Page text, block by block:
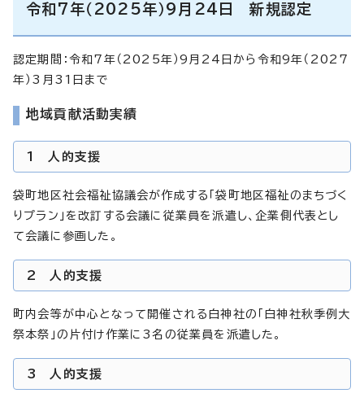
令和7年（2025年）9月24日 新規認定
認定期間：令和7年（2025年）9月24日から令和9年（2027
年）3月31日まで
地域貢献活動実績
1 人的支援
袋町地区社会福祉協議会が作成する「袋町地区福祉のまちづく
りプラン」を改訂する会議に従業員を派遣し、企業側代表とし
て会議に参画した。
2 人的支援
町内会等が中心となって開催される白神社の「白神社秋季例大
祭本祭」の片付け作業に3名の従業員を派遣した。
3 人的支援